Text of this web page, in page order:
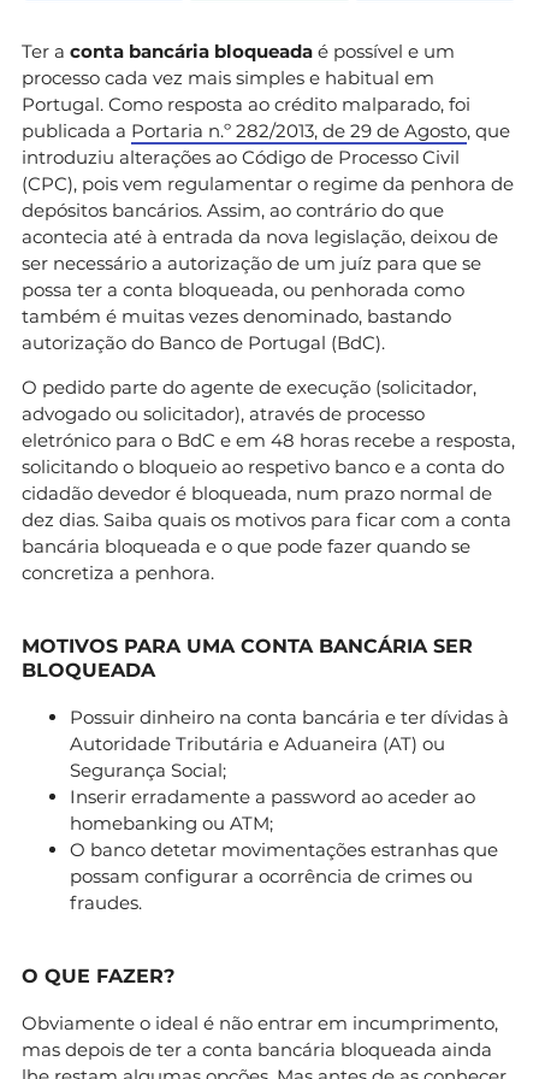
Ter a conta bancária bloqueada é possível e um
processo cada vez mais simples e habitual em
Portugal. Como resposta ao crédito malparado, foi
publicada a Portaria n.º 282/2013, de 29 de Agosto, que
introduziu alterações ao Código de Processo Civil
(CPC), pois vem regulamentar o regime da penhora de
depósitos bancários. Assim, ao contrário do que
acontecia até à entrada da nova legislação, deixou de
ser necessário a autorização de um juíz para que se
possa ter a conta bloqueada, ou penhorada como
também é muitas vezes denominado, bastando
autorização do Banco de Portugal (BdC).
O pedido parte do agente de execução (solicitador,
advogado ou solicitador), através de processo
eletrónico para o BdC e em 48 horas recebe a resposta,
solicitando o bloqueio ao respetivo banco e a conta do
cidadão devedor é bloqueada, num prazo normal de
dez dias. Saiba quais os motivos para ficar com a conta
bancária bloqueada e o que pode fazer quando se
concretiza a penhora.
MOTIVOS PARA UMA CONTA BANCÁRIA SER
BLOQUEADA
Possuir dinheiro na conta bancária e ter dívidas à
Autoridade Tributária e Aduaneira (AT) ou
Segurança Social;
Inserir erradamente a password ao aceder ao
homebanking ou ATM;
O banco detetar movimentações estranhas que
possam configurar a ocorrência de crimes ou
fraudes.
O QUE FAZER?
Obviamente o ideal é não entrar em incumprimento,
mas depois de ter a conta bancária bloqueada ainda